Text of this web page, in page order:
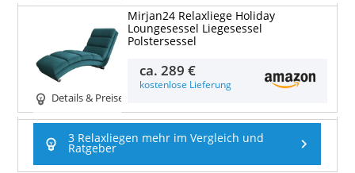
Details & Preise
Mirjan24 Relaxliege Holiday
Loungesessel Liegesessel
Polstersessel
ca.289 €
kostenlose Lieferung
3 Relaxliegen mehr im Vergleich und
Ratgeber